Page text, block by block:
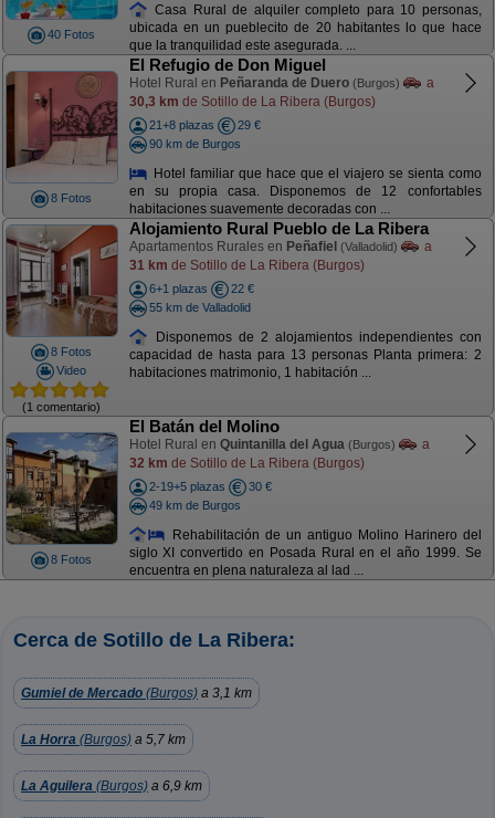
40 Fotos
Casa Rural de alquiler completo para 10 personas,
ubicada en un pueblecito de 20 habitantes lo que hace
que la tranquilidad este asegurada. ...
8 Fotos
El Refugio de Don Miguel
Hotel Rural en Peñaranda de Duero (Burgos)
a
30,3 km de Sotillo de La Ribera (Burgos)
21+8 plazas
29 €
90 km de Burgos
Hotel familiar que hace que el viajero se sienta como
en su propia casa. Disponemos de 12 confortables
habitaciones suavemente decoradas con ...
8 Fotos
Video
(1 comentario)
Alojamiento Rural Pueblo de La Ribera
Apartamentos Rurales en Peñafiel (Valladolid)
a
31 km de Sotillo de La Ribera (Burgos)
6+1 plazas
22 €
55 km de Valladolid
Disponemos de 2 alojamientos independientes con
capacidad de hasta para 13 personas Planta primera: 2
habitaciones matrimonio, 1 habitación ...
8 Fotos
El Batán del Molino
Hotel Rural en Quintanilla del Agua (Burgos)
a
32 km de Sotillo de La Ribera (Burgos)
2-19+5 plazas
30 €
49 km de Burgos
Rehabilitación de un antiguo Molino Harinero del
siglo XI convertido en Posada Rural en el año 1999. Se
encuentra en plena naturaleza al lad ...
Cerca de Sotillo de La Ribera:
Gumiel de Mercado (Burgos) a 3,1 km
La Horra (Burgos) a 5,7 km
La Aguilera (Burgos) a 6,9 km